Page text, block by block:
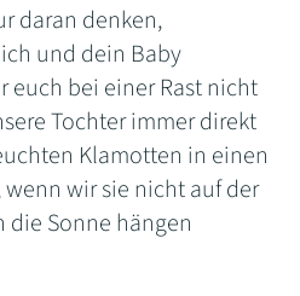
daran denken,
und dein Baby
euch bei einer Rast nicht
Tochter immer direkt
Klamotten in einen
wir sie nicht auf der
die Sonne hängen